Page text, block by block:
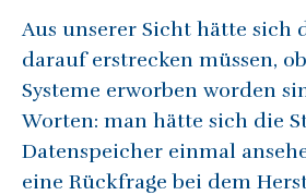
Aus unserer Sicht hätte sich
darauf erstrecken müssen,
Systeme erworben worden
Worten: man hätte sich die
Datenspeicher einmal
eine Rückfrage bei dem